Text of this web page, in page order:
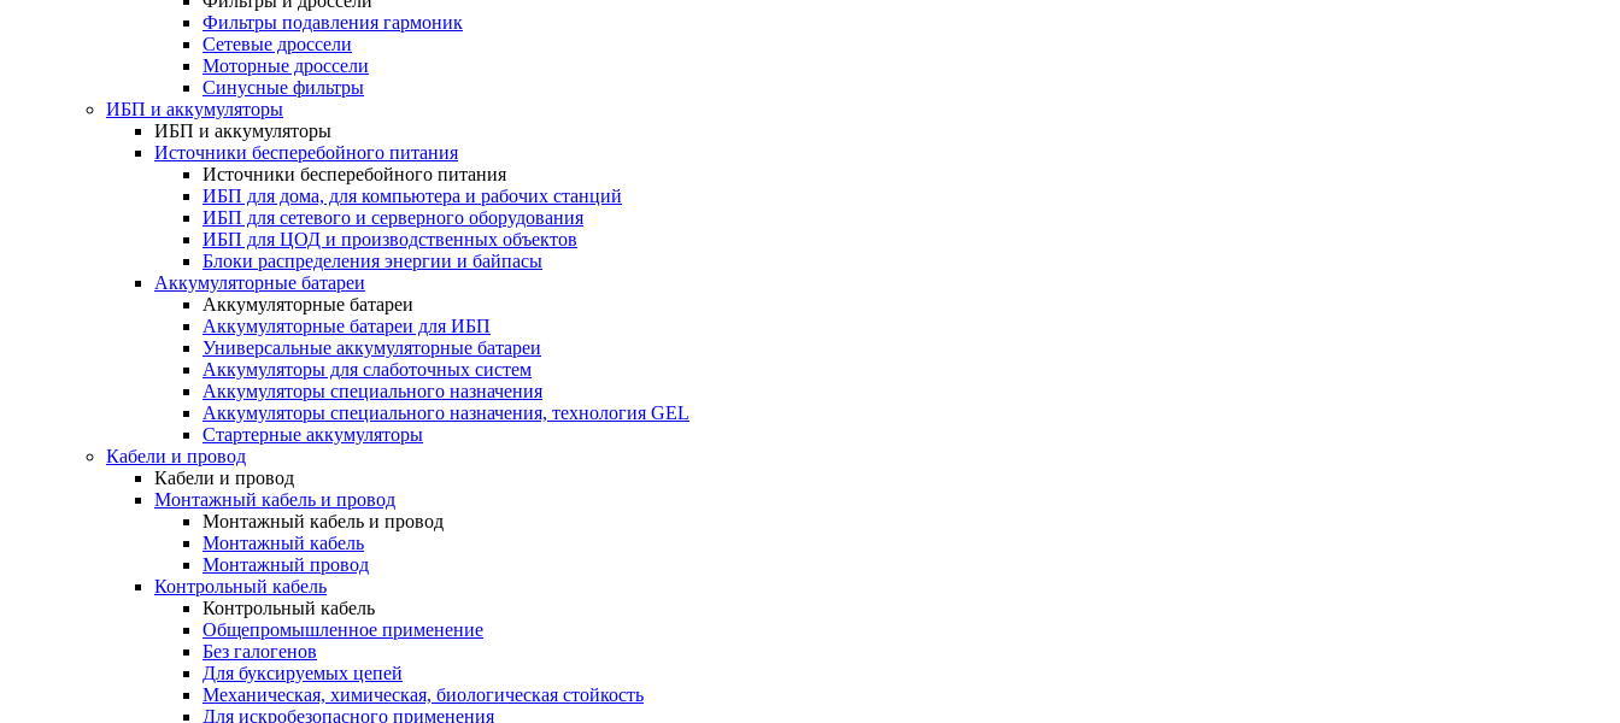
Фильтры подавления гармоник
Сетевые дроссели
Моторные дроссели
Синусные фильтры
ИБП и аккумуляторы
ИБП и аккумуляторы
Источники бесперебойного питания
Источники бесперебойного питания
ИБП для дома, для компьютера и рабочих станций
ИБП для сетевого и серверного оборудования
ИБП для ЦОД и производственных объектов
Блоки распределения энергии и байпасы
Аккумуляторные батареи
Аккумуляторные батареи
Аккумуляторные батареи для ИБП
Универсальные аккумуляторные батареи
Аккумуляторы для слаботочных систем
Аккумуляторы специального назначения
Аккумуляторы специального назначения, технология GEL
Стартерные аккумуляторы
Кабели и провод
Кабели и провод
Монтажный кабель и провод
Монтажный кабель и провод
Монтажный кабель
Монтажный провод
Контрольный кабель
Контрольный кабель
Общепромышленное применение
Без галогенов
Для буксируемых цепей
Механическая, химическая, биологическая стойкость
Для искробезопасного применения